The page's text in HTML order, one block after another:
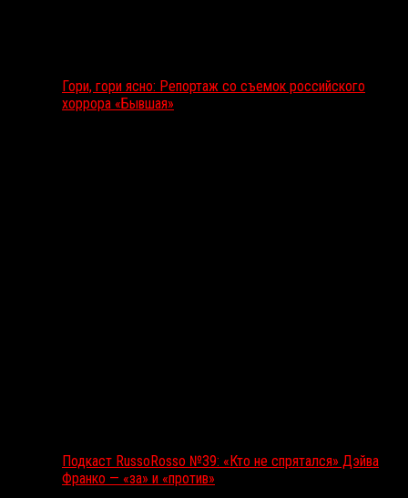
Гори, гори ясно: Репортаж со съемок российского
хоррора «Бывшая»
Подкаст RussoRosso №39: «Кто не спрятался» Дэйва
Франко — «за» и «против»